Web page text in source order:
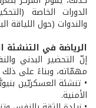
الدورات الخاصة
والندوات (حول اللياقة
الرياضة في التنشئة
إنّ التحضير البدني
مهمّاته، وبناءً على
• تنشئة العسكريّين
الأمنية.